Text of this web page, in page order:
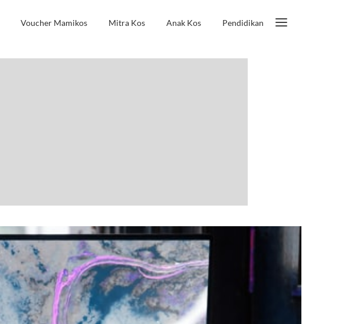
Voucher Mamikos Mitra Kos Anak Kos Pendidikan